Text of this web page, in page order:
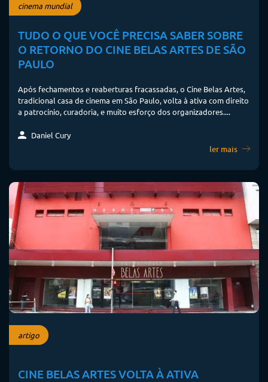
cinema mundial
TUDO O QUE VOCÊ PRECISA SABER SOBRE
O RETORNO DO CINE BELAS ARTES DE SÃO
PAULO
Após fechamentos e reaberturas fracassadas, o Cine Belas Artes,
tradicional casa de cinema em São Paulo, volta à ativa com direito
a patrocínio, curadoria, e muito esforço dos organizadores....
Daniel Cury
ler mais
artigo
CINE BELAS ARTES VOLTA À ATIVA